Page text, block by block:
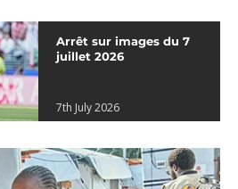
Arrêt sur images du 7
juillet 2026
7th July 2026